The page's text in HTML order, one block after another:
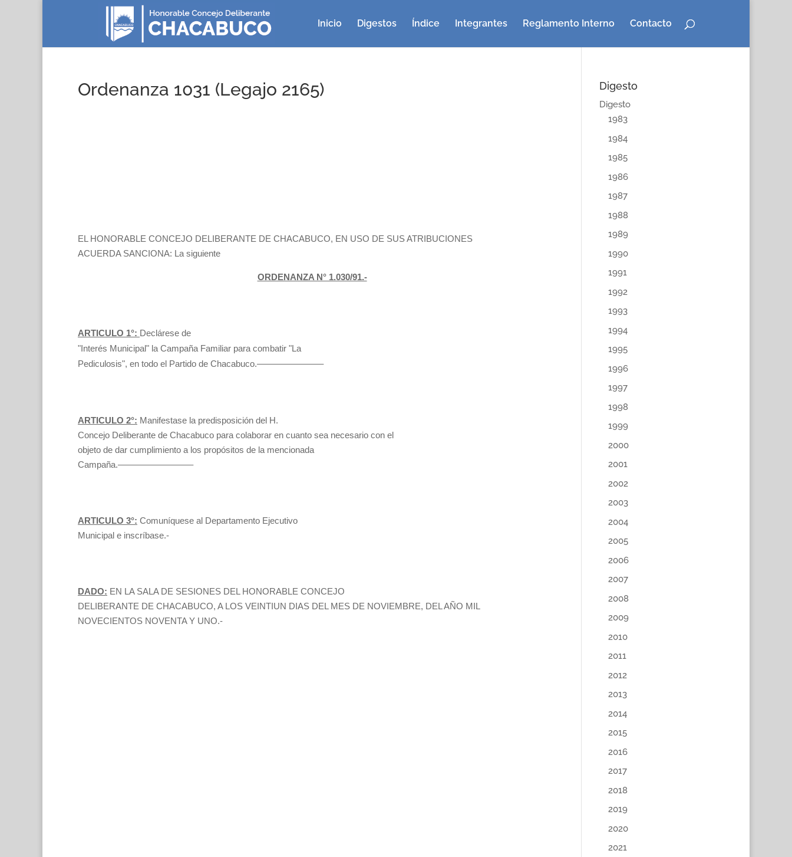
Inicio Digestos Índice Integrantes Reglamento Interno Contacto
Ordenanza 1031 (Legajo 2165)
EL HONORABLE CONCEJO DELIBERANTE DE CHACABUCO, EN USO DE SUS ATRIBUCIONES
ACUERDA SANCIONA: La siguiente
ORDENANZA N° 1.030/91.-
ARTICULO 1°: Declárese de
"Interés Municipal" la Campaña Familiar para combatir "La
Pediculosis", en todo el Partido de Chacabuco.———————–
ARTICULO 2°: Manifestase la predisposición del H.
Concejo Deliberante de Chacabuco para colaborar en cuanto sea necesario con el
objeto de dar cumplimiento a los propósitos de la mencionada
Campaña.————————–
ARTICULO 3°: Comuníquese al Departamento Ejecutivo
Municipal e inscríbase.-
DADO: EN LA SALA DE SESIONES DEL HONORABLE CONCEJO
DELIBERANTE DE CHACABUCO, A LOS VEINTIUN DIAS DEL MES DE NOVIEMBRE, DEL AÑO MIL
NOVECIENTOS NOVENTA Y UNO.-
Digesto
Digesto
1983
1984
1985
1986
1987
1988
1989
1990
1991
1992
1993
1994
1995
1996
1997
1998
1999
2000
2001
2002
2003
2004
2005
2006
2007
2008
2009
2010
2011
2012
2013
2014
2015
2016
2017
2018
2019
2020
2021